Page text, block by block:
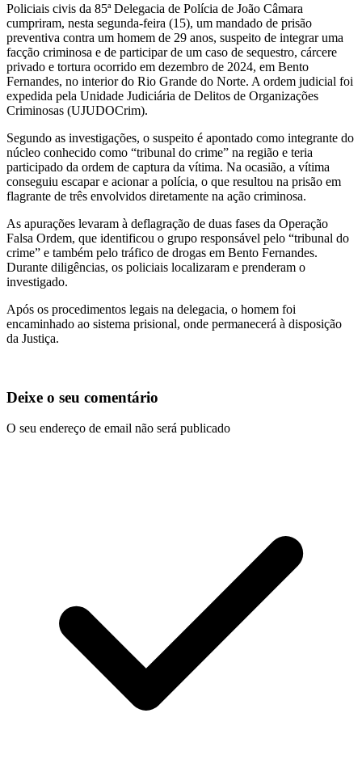
Policiais civis da 85ª Delegacia de Polícia de João Câmara
cumpriram, nesta segunda-feira (15), um mandado de prisão
preventiva contra um homem de 29 anos, suspeito de integrar uma
facção criminosa e de participar de um caso de sequestro, cárcere
privado e tortura ocorrido em dezembro de 2024, em Bento
Fernandes, no interior do Rio Grande do Norte. A ordem judicial foi
expedida pela Unidade Judiciária de Delitos de Organizações
Criminosas (UJUDOCrim).
Segundo as investigações, o suspeito é apontado como integrante do
núcleo conhecido como “tribunal do crime” na região e teria
participado da ordem de captura da vítima. Na ocasião, a vítima
conseguiu escapar e acionar a polícia, o que resultou na prisão em
flagrante de três envolvidos diretamente na ação criminosa.
As apurações levaram à deflagração de duas fases da Operação
Falsa Ordem, que identificou o grupo responsável pelo “tribunal do
crime” e também pelo tráfico de drogas em Bento Fernandes.
Durante diligências, os policiais localizaram e prenderam o
investigado.
Após os procedimentos legais na delegacia, o homem foi
encaminhado ao sistema prisional, onde permanecerá à disposição
da Justiça.
Deixe o seu comentário
O seu endereço de email não será publicado